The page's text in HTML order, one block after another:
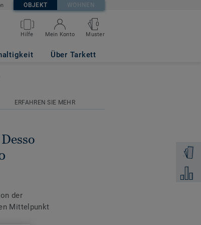
OBJEKT WOHNEN
Hilfe Mein Konto
0
Muster
Über Tarkett
9021 B8
Zum
ERFAHREN SIE MEHR
der
Mittelpunkt